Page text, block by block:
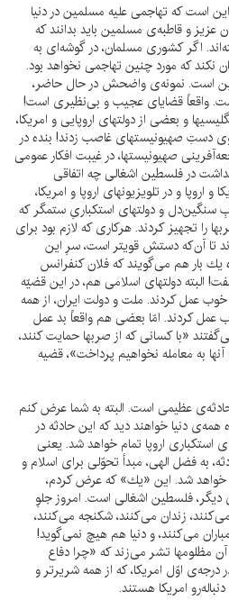
است كه تهاجمى عليه مسلمين در دنيا
عزيز و قاطبه‌ى مسلمين بايد بدانند كه
اگر كشورى مسلمان، در گوشه‌اى به
كه مورد چنين تهاجمى نخواهد بود.
است. نمونه‌ى واضحش در حال حاضر،
واقعاً قضاياى عجيب و بى‌نظيرى است!
و بعضى از دولتهاى اروپايى و امريكا،
دستِ صهيونيستهاى غاصب زدند! بنده در
صهيونيستها، در غيبت افكار عمومى
در فلسطين اشغالى چه اتفاقى
اروپا و در تلويزيونهاى اروپا و امريكا،
و دولتهاى استكبارىِ ستمگر كه
را تجهيز كردند. هركارى كه لازم بود براى
تا آن‌كه دستش قويتر است، سرِ اين
يك بار هم مى‌گويند كه فلان كنفرانس
دولتهاى اسلامى هم، در اين قضيّه
عمل كردند. ملت و دولت ايران، از همه
كردند. امّا بعضى هم واقعاً بد عمل
«با كسانى كه از صربها حمايت كنند،
به معامله نخواهيم پرداخت»، قضيه
حادثه‌ى عظيمى است. البته به شما عرض كنم
همه‌ى دنيا خواهند ديد كه اين حادثه در
استكبارى اروپا تمام خواهد شد. يعنى
به فضل الهى، مبدأ تحوّلى براى اسلام و
خواهد شد. اين «يك» كه عرض كردم،
ديگر، فلسطين اشغالى است. امروز جلوِ
زندان مى‌كنند، شكنجه مى‌كنند،
مى‌كنند، و دنيا هم هيچ نمى‌گويد!
آن مظلومها تشر مى‌زند كه «چرا دفاع
درجه‌ى اوّل امريكا، كه از همه شريرتر و
امريكا هستند.